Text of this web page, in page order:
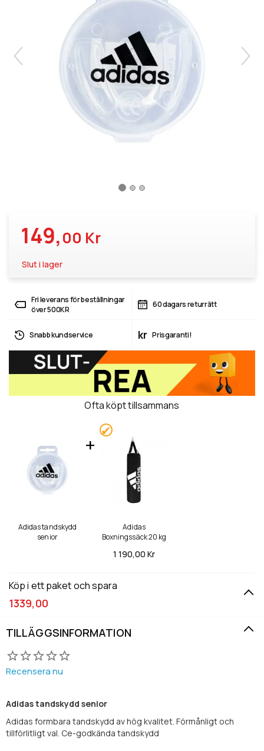
149,00 Kr
Slut i lager
Fri leverans för beställningar
över 500KR
60 dagars returrätt
Snabb kundservice kr Prisgaranti!
Ofta köpt tillsammans
Adidas tandskydd
senior
Adidas
Boxningssäck 20 kg
1 190,00 Kr
Köp i ett paket och spara
1339,00
TILLÄGGSINFORMATION
Recensera nu
Adidas tandskydd senior
Adidas formbara tandskydd av hög kvalitet. Förmånligt och
tillförlitligt val. Ce-godkända tandskydd